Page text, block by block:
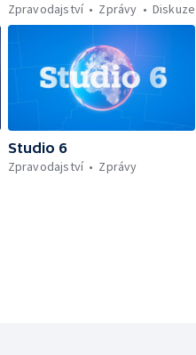
Zpravodajství
Zprávy Diskuze
Studio 6
Zpravodajství
Zprávy